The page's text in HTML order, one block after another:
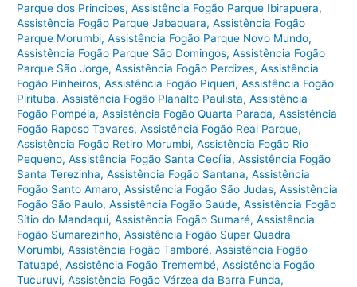
Parque dos Principes,Assistência Fogão Parque Ibirapuera,
Assistência Fogão Parque Jabaquara,Assistência Fogão
Parque Morumbi,Assistência Fogão Parque Novo Mundo,
Assistência Fogão Parque São Domingos,Assistência Fogão
Parque São Jorge,Assistência Fogão Perdizes,Assistência
Fogão Pinheiros,Assistência Fogão Piqueri,Assistência Fogão
Pirituba,Assistência Fogão Planalto Paulista,Assistência
Fogão Pompéia,Assistência Fogão Quarta Parada,Assistência
Fogão Raposo Tavares,Assistência Fogão Real Parque,
Assistência Fogão Retiro Morumbi,Assistência Fogão Rio
Pequeno,Assistência Fogão Santa Cecília,Assistência Fogão
Santa Terezinha,Assistência Fogão Santana,Assistência
Fogão Santo Amaro,Assistência Fogão São Judas,Assistência
Fogão São Paulo,Assistência Fogão Saúde,Assistência Fogão
Sítio do Mandaqui,Assistência Fogão Sumaré,Assistência
Fogão Sumarezinho,Assistência Fogão Super Quadra
Morumbi,Assistência Fogão Tamboré,Assistência Fogão
Tatuapé,Assistência Fogão Tremembé,Assistência Fogão
Tucuruvi,Assistência Fogão Várzea da Barra Funda,